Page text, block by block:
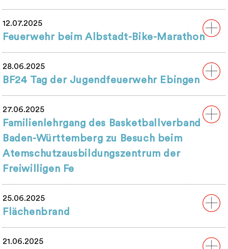
12.07.2025
Feuerwehr beim Albstadt-Bike-Marathon
28.06.2025
BF24 Tag der Jugendfeuerwehr Ebingen
27.06.2025
Familienlehrgang des Basketballverband
Baden-Württemberg zu Besuch beim
Atemschutzausbildungszentrum der
Freiwilligen Fe
25.06.2025
Flächenbrand
21.06.2025